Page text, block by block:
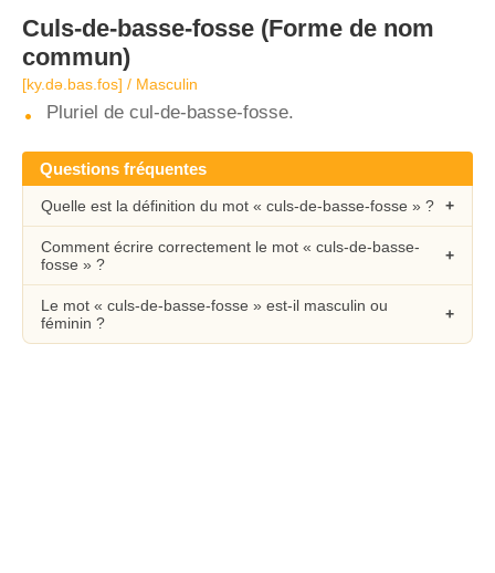
Culs-de-basse-fosse (Forme de nom
commun)
[ky.də.bas.fos] / Masculin
Pluriel de cul-de-basse-fosse.
Questions fréquentes
Quelle est la définition du mot « culs-de-basse-fosse » ?
Comment écrire correctement le mot « culs-de-basse-
fosse » ?
Le mot « culs-de-basse-fosse » est-il masculin ou
féminin ?